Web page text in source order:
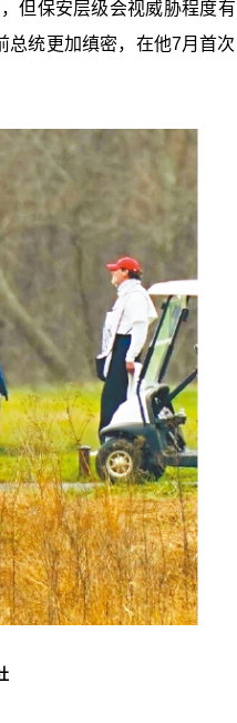
但保安层级会视威胁程度有
总统更加缜密，在他7月首次